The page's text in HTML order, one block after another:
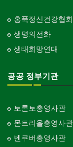
홍푹정신건강협회
생명의전화
생태희망연대
공공 정부기관
토론토총영사관
몬트리올총영사관
벤쿠버총영사관